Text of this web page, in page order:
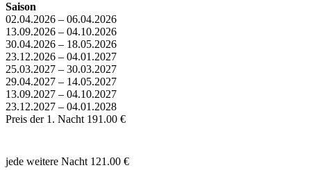
Saison
02.04.2026 – 06.04.2026
13.09.2026 – 04.10.2026
30.04.2026 – 18.05.2026
23.12.2026 – 04.01.2027
25.03.2027 – 30.03.2027
29.04.2027 – 14.05.2027
13.09.2027 – 04.10.2027
23.12.2027 – 04.01.2028
Preis der 1. Nacht 191.00 €
jede weitere Nacht 121.00 €